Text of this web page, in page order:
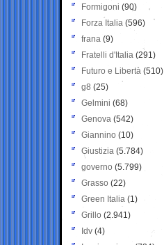
Formigoni (90)
Forza Italia (596)
frana (9)
Fratelli d'Italia (291)
Futuro e Libertà (510)
g8 (25)
Gelmini (68)
Genova (542)
Giannino (10)
Giustizia (5.784)
governo (5.799)
Grasso (22)
Green Italia (1)
Grillo (2.941)
Idv (4)